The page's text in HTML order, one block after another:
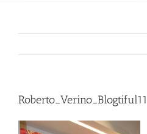
Roberto_Verino_Blogtiful11